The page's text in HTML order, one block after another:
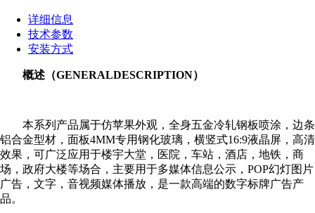
详细信息
技术参数
安装方式
概述（GENERALDESCRIPTION）
本系列产品属于仿苹果外观，全身五金冷轧钢板喷涂，边条
铝合金型材，面板4MM专用钢化玻璃，横竖式16:9液晶屏，高清
效果，可广泛应用于楼宇大堂，医院，车站，酒店，地铁，商
场，政府大楼等场合，主要用于多媒体信息公示，POP幻灯图片
广告，文字，音视频媒体播放，是一款高端的数字标牌广告产
品。